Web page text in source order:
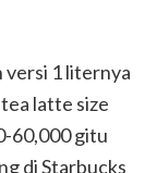
versi 1 liternya
latte size
60,000 gitu
di Starbucks